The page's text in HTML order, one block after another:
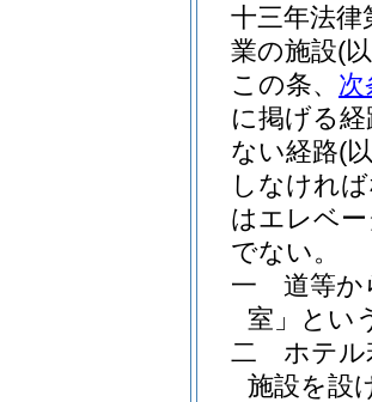
十三年法律
業の施設(
この条、 次
に掲げる
ない経路(
しなけれ
はエレベ
でない。
一
道等か
室」とい
二
ホテル
施設を設